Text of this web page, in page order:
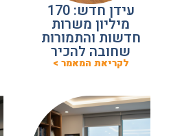
עידן חדש: 170
מיליון משרות
חדשות והתמורות
שחובה להכיר
לקריאת המאמר >